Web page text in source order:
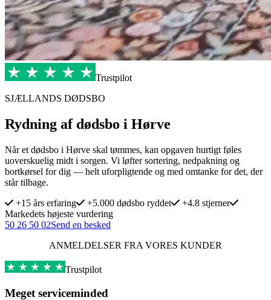
Trustpilot
SJÆLLANDS DØDSBO
Rydning af dødsbo i Hørve
Når et dødsbo i Hørve skal tømmes, kan opgaven hurtigt føles
uoverskuelig midt i sorgen. Vi løfter sortering, nedpakning og
bortkørsel for dig — helt uforpligtende og med omtanke for det, der
står tilbage.
+15 års erfaring
+5.000 dødsbo ryddet
+4.8 stjerner
Markedets højeste vurdering
50 26 50 02Send en besked
ANMELDELSER FRA VORES KUNDER
Trustpilot
Meget serviceminded